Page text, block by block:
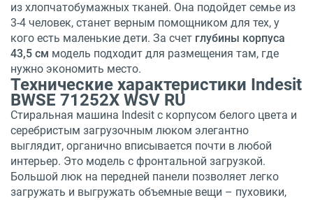
из хлопчатобумажных тканей. Она подойдет семье из
3-4 человек, станет верным помощником для тех, у
кого есть маленькие дети. За счет глубины корпуса
43,5 см модель подходит для размещения там, где
нужно экономить место.
Технические характеристики Indesit
BWSE 71252X WSV RU
Стиральная машина Indesit с корпусом белого цвета и
серебристым загрузочным люком элегантно
выглядит, органично вписывается почти в любой
интерьер. Это модель с фронтальной загрузкой.
Большой люк на передней панели позволяет легко
загружать и выгружать объемные вещи – пуховики,